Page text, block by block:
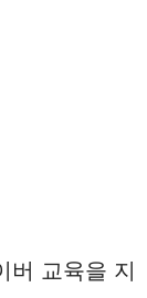
버 교육을 지